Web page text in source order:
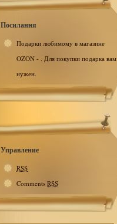
Посилання
Подарки любимому в магазине
OZON - . Для покупки подарка вам
нужен.
Управление
RSS
Comments RSS